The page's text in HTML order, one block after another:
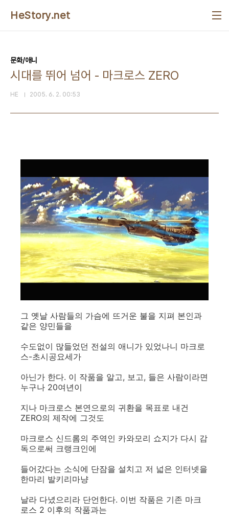
HeStory.net
문화/애니
시대를 뛰어 넘어 - 마크로스 ZERO
HE 2005. 6. 2. 00:53
그 옛날 사람들의 가슴에 뜨거운 불을 지펴 본인과
같은 양민들을
수도없이 많들었던 전설의 애니가 있었나니 마크로
스-초시공요세가
아닌가 한다. 이 작품을 알고, 보고, 들은 사람이라면
누구나 20여년이
지나 마크로스 본연으로의 귀환을 목표로 내건
ZERO의 제작에 그것도
마크로스 신드롬의 주역인 카와모리 쇼지가 다시 감
독으로써 크랭크인에
들어갔다는 소식에 단잠을 설치고 저 넓은 인터넷을
한마리 발키리마냥
날라 다녔으리라 단언한다. 이번 작품은 기존 마크
로스 2 이후의 작품과는